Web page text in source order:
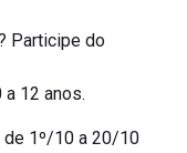
Participe do
a 12 anos.
de 1º/10 a 20/10